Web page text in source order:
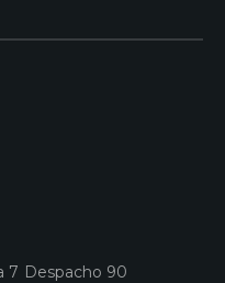
7 Despacho 90